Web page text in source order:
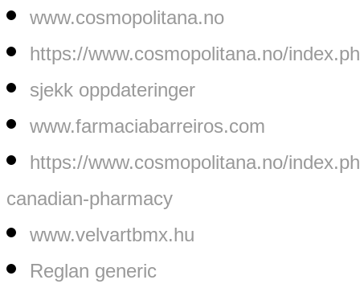
www.cosmopolitana.no
https://www.cosmopolitana.no/
sjekk oppdateringer
www.farmaciabarreiros.com
https://www.cosmopolitana.no/
canadian-pharmacy
www.velvartbmx.hu
Reglan generic